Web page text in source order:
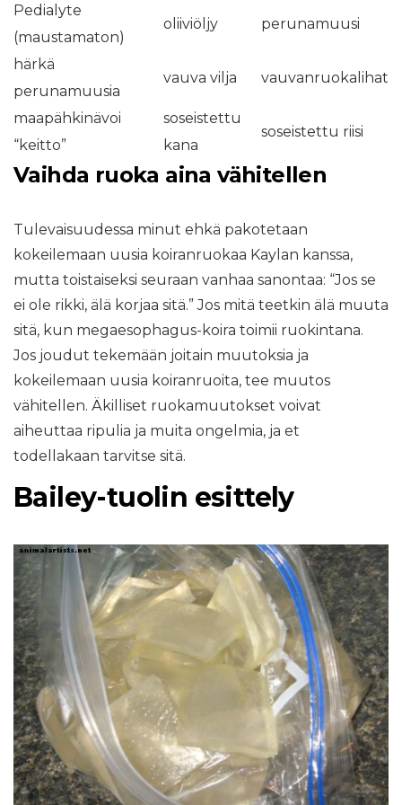
Pedialyte
(maustamaton)
oliiviöljy perunamuusi
härkä
perunamuusia
vauva vilja vauvanruokalihat
maapähkinävoi
“keitto”
soseistettu
kana
soseistettu riisi
Vaihda ruoka aina vähitellen
Tulevaisuudessa minut ehkä pakotetaan
kokeilemaan uusia koiranruokaa Kaylan kanssa,
mutta toistaiseksi seuraan vanhaa sanontaa: “Jos se
ei ole rikki, älä korjaa sitä.” Jos mitä teetkin älä muuta
sitä, kun megaesophagus-koira toimii ruokintana.
Jos joudut tekemään joitain muutoksia ja
kokeilemaan uusia koiranruoita, tee muutos
vähitellen. Äkilliset ruokamuutokset voivat
aiheuttaa ripulia ja muita ongelmia, ja et
todellakaan tarvitse sitä.
Bailey-tuolin esittely